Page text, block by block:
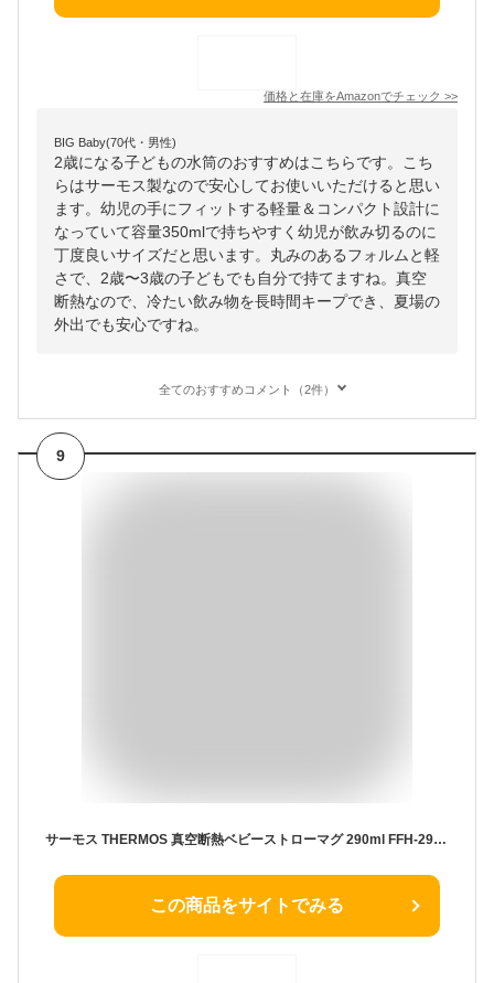
価格と在庫をAmazonでチェック >>
BIG Baby(70代・男性)
2歳になる子どもの水筒のおすすめはこちらです。こち
らはサーモス製なので安心してお使いいただけると思い
ます。幼児の手にフィットする軽量＆コンパクト設計に
なっていて容量350mlで持ちやすく幼児が飲み切るのに
丁度良いサイズだと思います。丸みのあるフォルムと軽
さで、2歳〜3歳の子どもでも自分で持てますね。真空
断熱なので、冷たい飲み物を長時間キープでき、夏場の
外出でも安心ですね。
全てのおすすめコメント（2件）
9
サーモス THERMOS 真空断熱ベビーストローマグ 290ml FFH-290ST 【 出産祝い 名入れ プレゼント 男の子 女の子 幼児赤ちゃん 幼稚園 保育園 水筒 入園グッズ 実用的 喜ばれる 入園祝い 初節句 出産祝い 1歳 2歳 3歳 誕生日プレゼント おしゃれ ギフト 食器 保冷 魔法瓶】
この商品をサイトでみる